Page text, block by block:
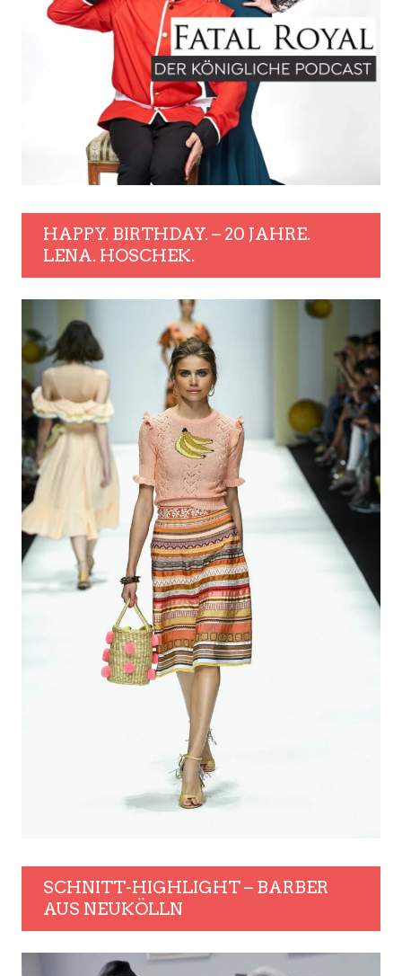
HAPPY. BIRTHDAY. – 20 JAHRE.
LENA. HOSCHEK.
SCHNITT-HIGHLIGHT – BARBER
AUS NEUKÖLLN